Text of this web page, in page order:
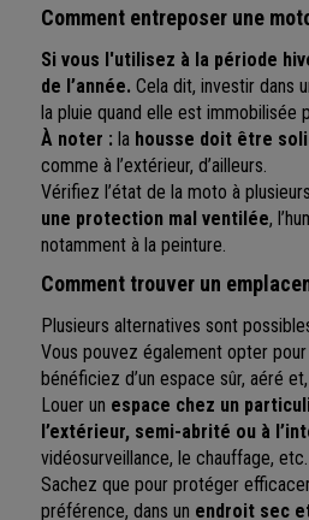
Comment entreposer une
Si vous l'utilisez à la période
de l’année. Cela dit, investir dans
la pluie quand elle est immobilisée
À noter : la housse doit être
comme à l’extérieur, d’ailleurs.
Vérifiez l’état de la moto à
une protection mal ventilée,
notamment à la peinture.
Comment trouver un
Plusieurs alternatives sont
Vous pouvez également opter
bénéficiez d’un espace sûr, aéré
Louer un espace chez un
l’extérieur, semi-abrité ou à
vidéosurveillance, le chauffage, etc.
Sachez que pour protéger
préférence, dans un endroit sec